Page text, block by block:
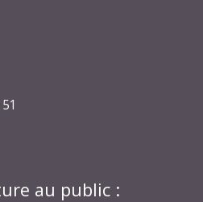
au public :